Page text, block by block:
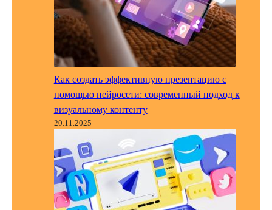
Как создать эффективную презентацию с
помощью нейросети: современный подход к
визуальному контенту
20.11.2025